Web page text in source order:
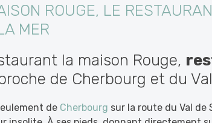
ROUGE, LE
MER
la maison Rouge,
de Cherbourg et du
de Cherbourg sur la route du Val de